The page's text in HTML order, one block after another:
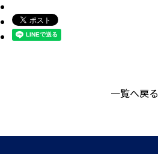
一覧へ戻る